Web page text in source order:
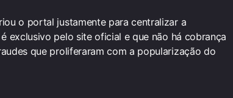
o portal justamente para centralizar a
exclusivo pelo site oficial e que não há cobrança
que proliferaram com a popularização do